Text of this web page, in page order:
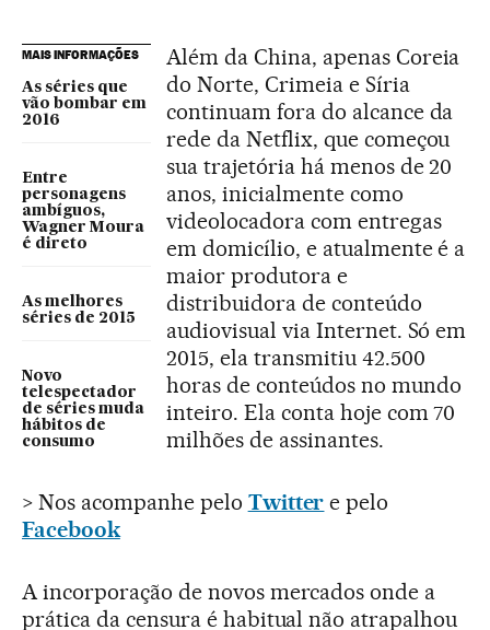
MAIS INFORMAÇÕES
As séries que
vão bombar em
2016
Entre
personagens
ambíguos,
Wagner Moura
é direto
As melhores
séries de 2015
Novo
telespectador
de séries muda
hábitos de
consumo
Além da China, apenas Coreia
do Norte, Crimeia e Síria
continuam fora do alcance da
rede da Netflix, que começou
sua trajetória há menos de 20
anos, inicialmente como
videolocadora com entregas
em domicílio, e atualmente é a
maior produtora e
distribuidora de conteúdo
audiovisual via Internet. Só em
2015, ela transmitiu 42.500
horas de conteúdos no mundo
inteiro. Ela conta hoje com 70
milhões de assinantes.
> Nos acompanhe pelo Twitter e pelo
Facebook
A incorporação de novos mercados onde a
prática da censura é habitual não atrapalhou